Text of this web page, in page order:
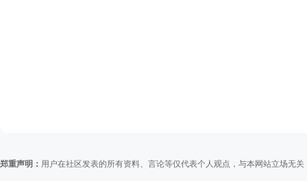
郑重声明： 用户在社区发表的所有资料、言论等仅代表个人观点，与本网站立场无